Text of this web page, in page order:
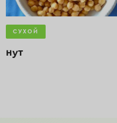
СУХОЙ
нут